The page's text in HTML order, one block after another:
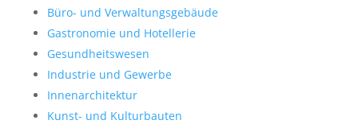
Büro- und Verwaltungsgebäude
Gastronomie und Hotellerie
Gesundheitswesen
Industrie und Gewerbe
Innenarchitektur
Kunst- und Kulturbauten